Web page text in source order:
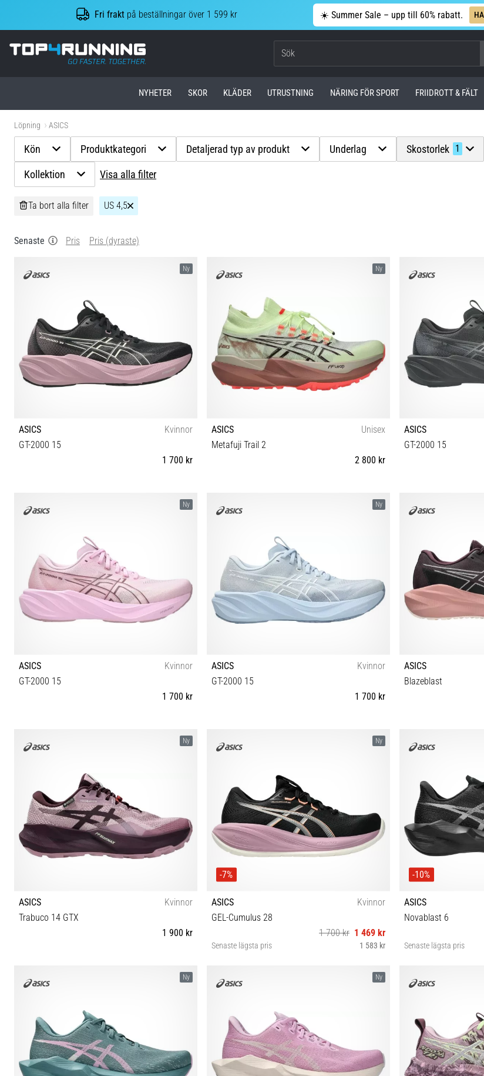
Fri frakt på beställningar över 1 599 kr ☀️ Summer Sale – upp till 60% rabatt.
Top4Running.se
NYHETER SKOR KLÄDER UTRUSTNING NÄRING FÖR SPORT FRIIDROTT & FÄLT
Löpning ASICS
Kön Produktkategori Detaljerad typ av produkt Underlag Skostorlek 1
Kollektion Visa alla filter
Ta bort alla filter US 4,5
Senaste Pris Pris (dyraste)
Ny
ASICS
Kvinnor
GT-2000 15
1 700 kr
Ny
ASICS
Unisex
Metafuji Trail 2
2 800 kr
37 37½ 38 39 39½ 40 40½ 41½ 42 42½ 43½ 44 44½
ASICS
GT-2000 15
Ny
ASICS
Kvinnor
GT-2000 15
1 700 kr
Ny
ASICS
Kvinnor
GT-2000 15
1 700 kr
ASICS
Blazeblast
36 37 37½ 38 39
Ny
ASICS
Kvinnor
Trabuco 14 GTX
1 900 kr
Ny
-7%
ASICS
Kvinnor
GEL-Cumulus 28
1 700 kr 1 469 kr
Senaste lägsta pris 1 583 kr
-10%
ASICS
Novablast 6
Senaste lägsta pris
36 37 37½ 38 39
Ny Ny